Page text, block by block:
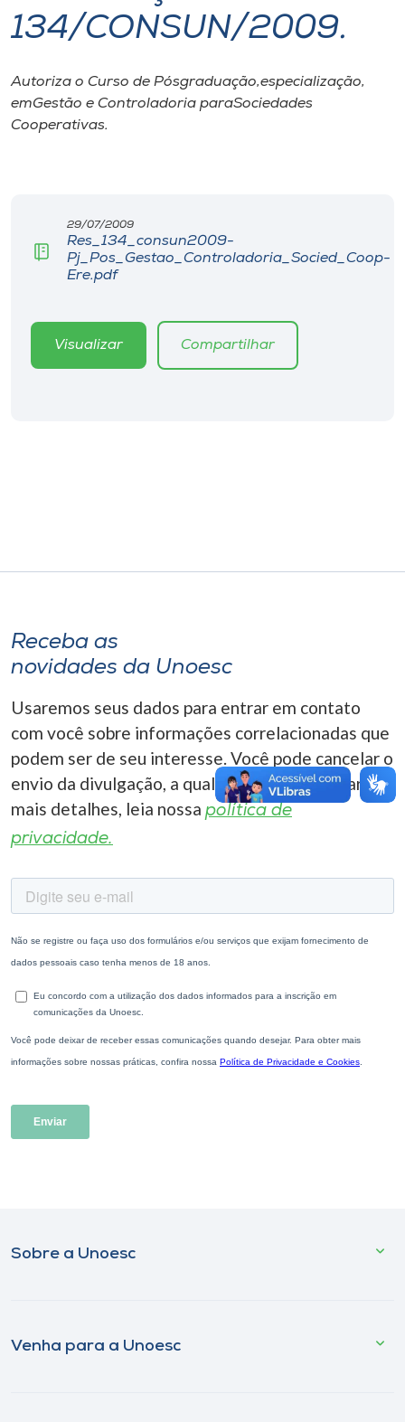
I.nova
Diplomados
Biblioteca
Rádio
A+
134/CONSUN/2009.
Autoriza o Curso de Pósgraduação,especialização,
emGestão e Controladoria paraSociedades
Cooperativas.
29/07/2009
Res_134_consun2009-
Pj_Pos_Gestao_Controladoria_Socied_Coop-
Ere.pdf
Visualizar Compartilhar
Receba as
novidades da Unoesc
Usaremos seus dados para entrar em contato
com você sobre informações correlacionadas que
podem ser de seu interesse. Você pode cancelar o
envio da divulgação, a qualquer momento. Para
mais detalhes, leia nossa política de
privacidade.
Sobre a Unoesc
Venha para a Unoesc